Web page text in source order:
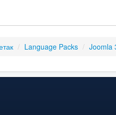
/ Language Packs / Joomla